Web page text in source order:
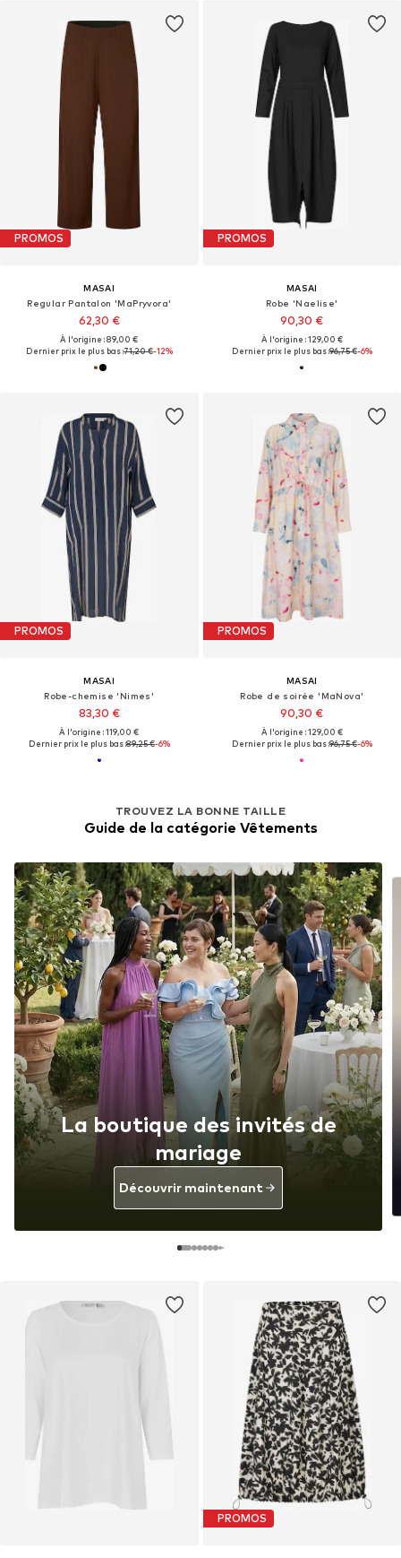
PROMOS
MASAI
Regular Pantalon 'MaPryvora'
62,30 €
À l'origine : 89,00 €
Dernier prix le plus bas :71,20 €-12%
PROMOS
MASAI
Robe 'Naelise'
90,30 €
À l'origine : 129,00 €
Dernier prix le plus bas :96,75 €-6%
PROMOS
MASAI
Robe-chemise 'Nimes'
83,30 €
À l'origine : 119,00 €
Dernier prix le plus bas :89,25 €-6%
PROMOS
MASAI
Robe de soirée 'MaNova'
90,30 €
À l'origine : 129,00 €
Dernier prix le plus bas :96,75 €-6%
TROUVEZ LA BONNE TAILLE
Guide de la catégorie Vêtements
La boutique des invités de
mariage
Découvrir maintenant
PROMOS